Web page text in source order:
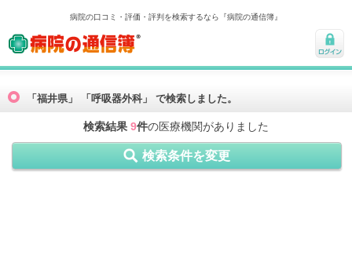
病院の口コミ・評価・評判を検索するなら『病院の通信簿』
病院の通信簿
ログ
「福井県」 「呼吸器外科」 で検索しました。
検索結果 9件の医療機関がありました
検索条件を変更